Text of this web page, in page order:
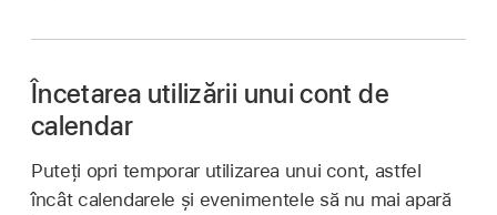
Încetarea utilizării unui cont de
calendar
Puteți opri temporar utilizarea unui cont, astfel
încât calendarele și evenimentele să nu mai apară